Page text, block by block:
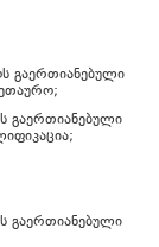
გაერთიანებული
გაერთიანებული
გაერთიანებული